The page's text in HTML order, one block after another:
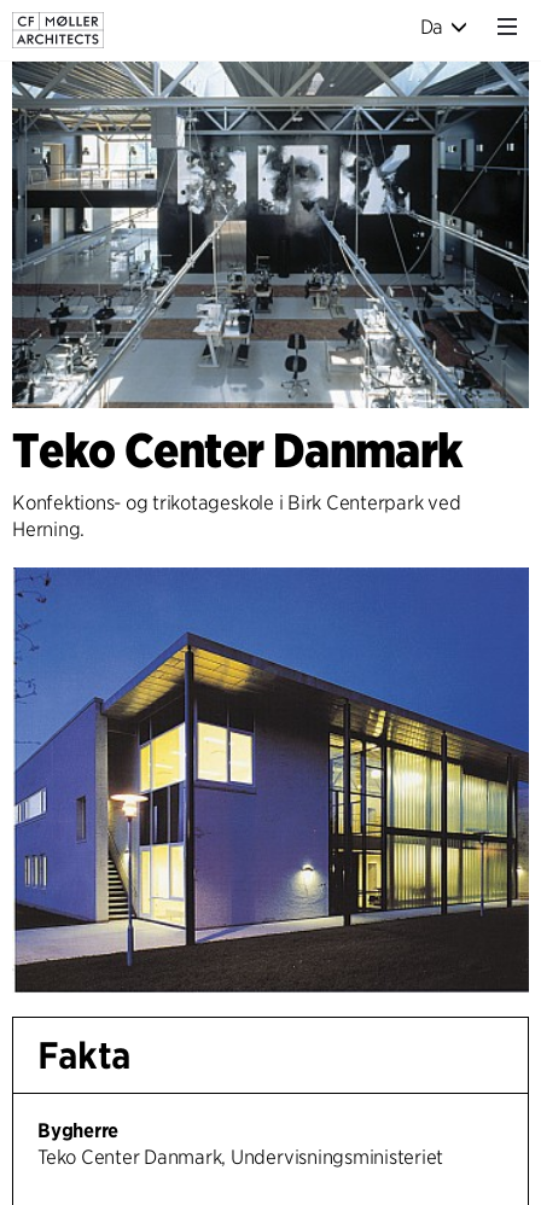
Da
Teko Center Danmark
Konfektions- og trikotageskole i Birk Centerpark ved
Herning.
Fakta
Bygherre
Teko Center Danmark, Undervisningsministeriet